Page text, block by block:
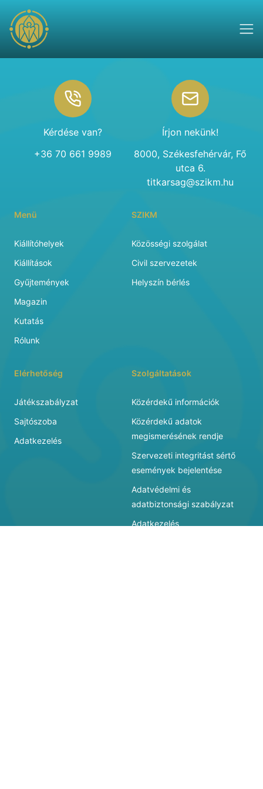
Kérdése van?
+36 70 661 9989
Írjon nekünk!
8000, Székesfehérvár, Fő
utca 6.
titkarsag@szikm.hu
Menü
Kiállítóhelyek
Kiállítások
Gyűjtemények
Magazin
Kutatás
Rólunk
SZIKM
Közösségi szolgálat
Civil szervezetek
Helyszín bérlés
Elérhetőség
Játékszabályzat
Sajtószoba
Adatkezelés
Szolgáltatások
Közérdekű információk
Közérdekű adatok
megismerésének rendje
Szervezeti integritást sértő
események bejelentése
Adatvédelmi és
adatbiztonsági szabályzat
Adatkezelés